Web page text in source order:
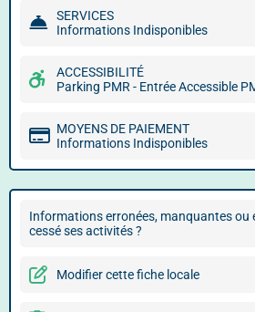
SERVICES
Informations Indisponibles
ACCESSIBILITÉ
Parking PMR - Entrée Accessible
MOYENS DE PAIEMENT
Informations Indisponibles
Informations erronées, manquantes ou
cessé ses activités ?
Modifier cette fiche locale